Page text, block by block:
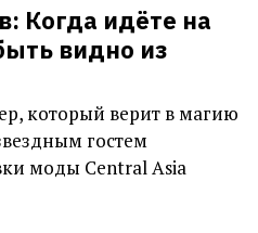
Когда идёте на
видно из
который верит в магию
гостем
моды Central Asia